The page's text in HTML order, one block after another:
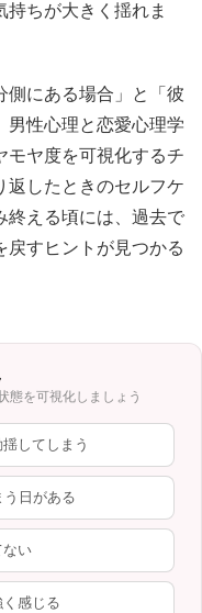
持ちが大きく揺れま
側にある場合」と「彼
男性心理と恋愛心理学
モヤ度を可視化するチ
返したときのセルフケ
終える頃には、過去で
戻すヒントが見つかる
態を可視化しましょう
してしまう
日がある
ない
感じる